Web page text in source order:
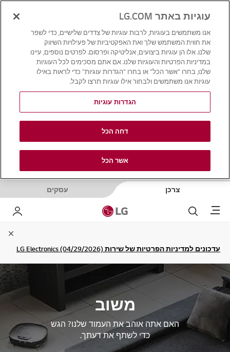
צרכן עסקים
Menu לחפש LG שלי
עדכונים למדיניות הפרטיות של שירות LG Electronics (04/29/2026)
משוב
האם אתה אוהב את העמוד שלנו? הגש
כדי לשתף את דעתך.
עוגיות באתר LG.COM
אנו משתמשים בעוגיות, לרבות עוגיות של צדדים שלישיים, כדי לשפר
את חווית המשתמש שלך ואת האפקטיביות של פעילויות השיווק
שלנו. אלו הן עוגיות ביצועים, אנליטיקה ופרסום. לפרטים נוספים, עיינו
במדיניות הפרטיות והעוגיות שלנו. אם אתם מסכימים לכל העוגיות
שלנו, בחרו "אשר הכל" או בחרו "הגדרות עוגיות" כדי לראות באילו
עוגיות אנו משתמשים ולבחור אילו עוגיות תרצו לקבל.
הגדרות עוגיות
דחה הכל
אשר הכל